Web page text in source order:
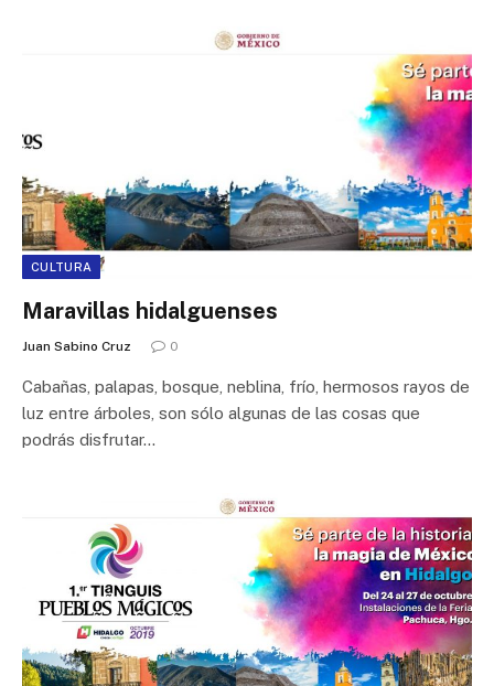
CULTURA
Maravillas hidalguenses
Juan Sabino Cruz 0
Cabañas, palapas, bosque, neblina, frío, hermosos rayos de
luz entre árboles, son sólo algunas de las cosas que
podrás disfrutar…